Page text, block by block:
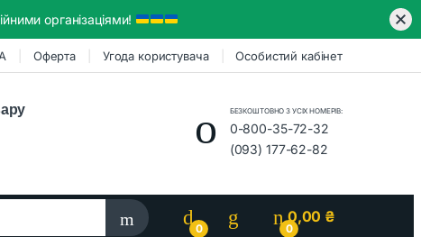
Оферта Угода користувача Особистий кабінет
БЕЗКОШТОВНО З УСІХ НОМЕРІВ:
0-800-35-72-32
(093) 177-62-82
0 0
0,00 ₴
організаціями!